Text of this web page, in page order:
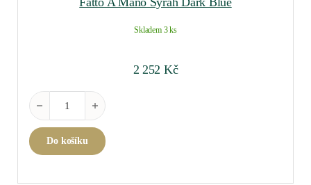
Skladem 3 ks
2 252 Kč
Fatto A Mano Syrah Dark Blue množství
Do košíku